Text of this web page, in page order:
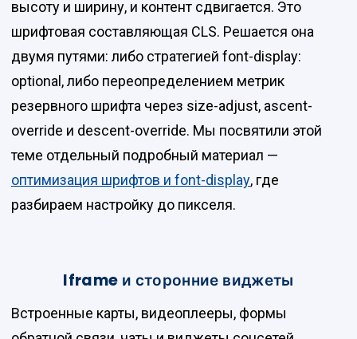
высоту и ширину, и контент сдвигается. Это
шрифтовая составляющая CLS. Решается она
двумя путями: либо стратегией font-display:
optional, либо переопределением метрик
резервного шрифта через size-adjust, ascent-
override и descent-override. Мы посвятили этой
теме отдельный подробный материал —
оптимизация шрифтов и font-display, где
разбираем настройку до пикселя.
Iframe и сторонние виджеты
Встроенные карты, видеоплееры, формы